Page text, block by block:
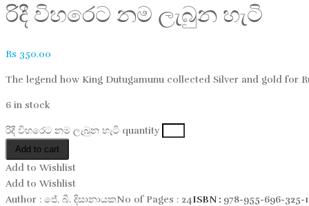
රිදී විහරෙට නම ලැබුන​ හැටි
Rs 350.00
The legend how King Dutugamunu collected Silver and gold for
6 in stock
රිදී විහරෙට නම ලැබුන​ හැටි quantity
Add to cart
Add to Wishlist
Add to Wishlist
Author : ජේ. බී. දිසානායකNo of Pages : 24ISBN : 978-955-696-325-1